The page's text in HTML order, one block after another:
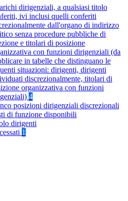
dirigenziali, a qualsiasi titolo
ivi inclusi quelli conferiti
dall'organo di indirizzo
senza procedure pubbliche di
e titolari di posizione
con funzioni dirigenziali (da
in tabelle che distinguano le
situazioni: dirigenti, dirigenti
discrezionalmente, titolari di
organizzativa con funzioni
4
posizioni dirigenziali discrezionali
di funzione disponibili
dirigenti
1